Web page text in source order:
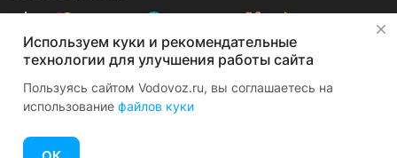
КонфиденциальностьОферта
Используем куки и рекомендательные
технологии для улучшения работы сайта
Пользуясь сайтом Vodovoz.ru, вы соглашаетесь на
использование файлов куки